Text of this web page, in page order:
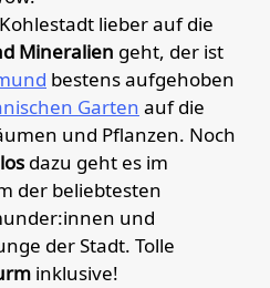
lieber auf die
Mineralien geht, der ist
bestens aufgehoben
Garten auf die
und Pflanzen. Noch
dazu geht es im
der beliebtesten
und
der Stadt. Tolle
inklusive!